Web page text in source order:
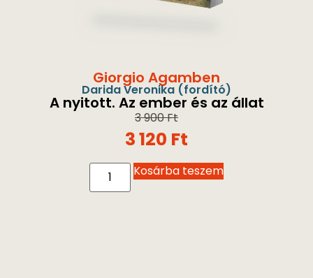
Giorgio Agamben
Darida Veronika (fordító)
A nyitott. Az ember és az állat
3 900Ft
3 120 Ft
Kosárba teszem